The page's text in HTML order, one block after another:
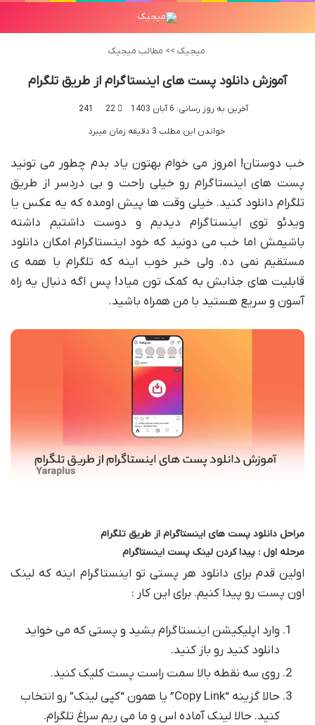
میجیک >> مطالب میجیک
آموزش دانلود پست های اینستاگرام از طریق تلگرام
آخرین به روز رسانی: 6 آبان 1403 22
241
خواندن این مطلب 3 دقیقه زمان میبرد
خب دوستان! امروز می خوام بهتون یاد بدم چطور می تونید
پست های اینستاگرام رو خیلی راحت و بی دردسر از طریق
تلگرام دانلود کنید. خیلی وقت ها پیش اومده که یه عکس یا
ویدئو توی اینستاگرام دیدیم و دوست داشتیم داشته
باشیمش اما خب می دونید که خود اینستاگرام امکان دانلود
مستقیم نمی ده. ولی خبر خوب اینه که تلگرام با همه ی
قابلیت های جذابش به کمک تون میاد! پس اگه دنبال یه راه
آسون و سریع هستید با من همراه باشید.
مراحل دانلود پست های اینستاگرام از طریق تلگرام
مرحله اول : پیدا کردن لینک پست اینستاگرام
اولین قدم برای دانلود هر پستی تو اینستاگرام اینه که لینک
اون پست رو پیدا کنیم. برای این کار :
وارد اپلیکیشن اینستاگرام بشید و پستی که می خواید
دانلود کنید رو باز کنید.
روی سه نقطه بالا سمت راست پست کلیک کنید.
حالا گزینه “Copy Link” یا همون “کپی لینک” رو انتخاب
کنید. حالا لینک آماده اس و ما می ریم سراغ تلگرام.